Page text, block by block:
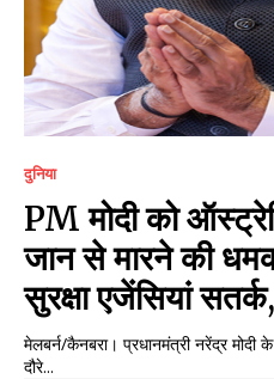
दुनिया
PM मोदी को
जान से मारने की
सुरक्षा एजेंसियां
मेलबर्न/कैनबरा। प्रधानमंत्री नरेंद्र मोदी
दौरे...